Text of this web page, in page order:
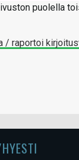
puolella
/ raportoi